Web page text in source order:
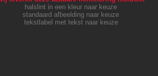
halslint in een kleur naar keuze
standaard afbeelding naar keuze
tekstlabel met tekst naar keuze